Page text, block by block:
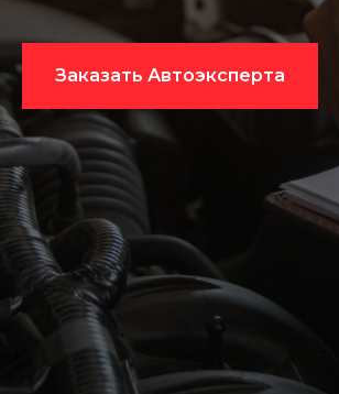
Заказать Автоэксперта